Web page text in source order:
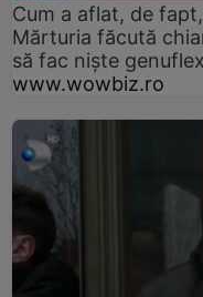
Cum a aflat, de
Mărturia făcută
să fac niște
www.wowbiz.ro